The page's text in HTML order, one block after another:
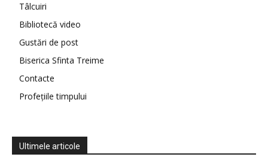
Tâlcuiri
Bibliotecă video
Gustări de post
Biserica Sfinta Treime
Contacte
Profețiile timpului
Ultimele articole